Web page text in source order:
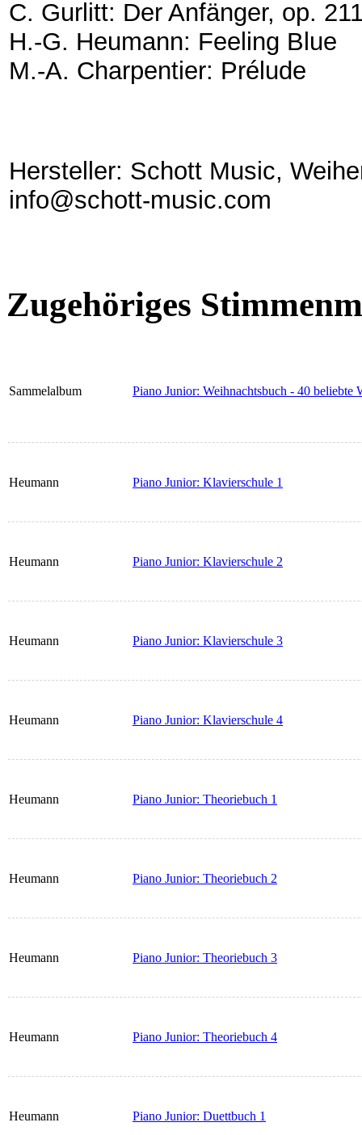
C. Gurlitt: Der Anfänger, op.
H.-G. Heumann: Feeling Blue
M.-A. Charpentier: Prélude
Hersteller: Schott Music,
info@schott-music.com
Zugehöriges
Sammelalbum Piano Junior: Weihnachtsbuch - 40 beliebte
Heumann Piano Junior: Klavierschule 1
Heumann Piano Junior: Klavierschule 2
Heumann Piano Junior: Klavierschule 3
Heumann Piano Junior: Klavierschule 4
Heumann Piano Junior: Theoriebuch 1
Heumann Piano Junior: Theoriebuch 2
Heumann Piano Junior: Theoriebuch 3
Heumann Piano Junior: Theoriebuch 4
Heumann Piano Junior: Duettbuch 1